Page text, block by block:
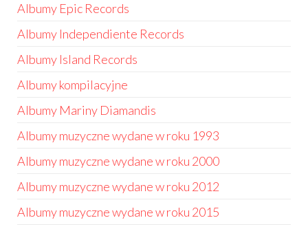
Albumy Epic Records
Albumy Independiente Records
Albumy Island Records
Albumy kompilacyjne
Albumy Mariny Diamandis
Albumy muzyczne wydane w roku 1993
Albumy muzyczne wydane w roku 2000
Albumy muzyczne wydane w roku 2012
Albumy muzyczne wydane w roku 2015